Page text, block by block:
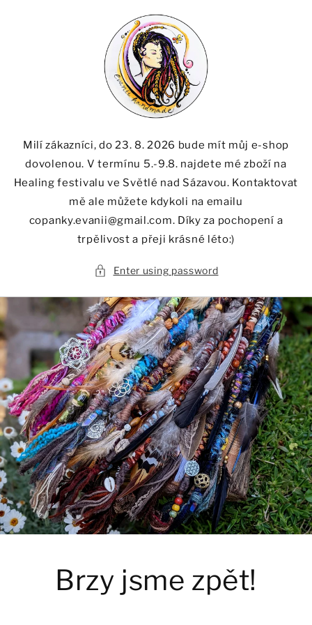
Milí zákazníci, do 23. 8. 2026 bude mít můj e-shop
dovolenou. V termínu 5.-9.8. najdete mé zboží na
Healing festivalu ve Světlé nad Sázavou. Kontaktovat
mě ale můžete kdykoli na emailu
copanky.evanii@gmail.com. Díky za pochopení a
trpělivost a přeji krásné léto:)
Enter using password
Brzy jsme zpět!